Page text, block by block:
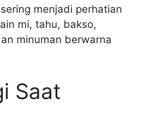
menjadi perhatian
mi, tahu, bakso,
minuman berwarna
Saat